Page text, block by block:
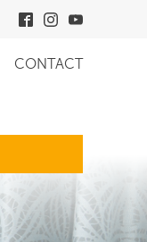
CONTACT